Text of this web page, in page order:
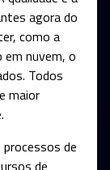
agora do
como a
nuvem, o
Todos
maior
de